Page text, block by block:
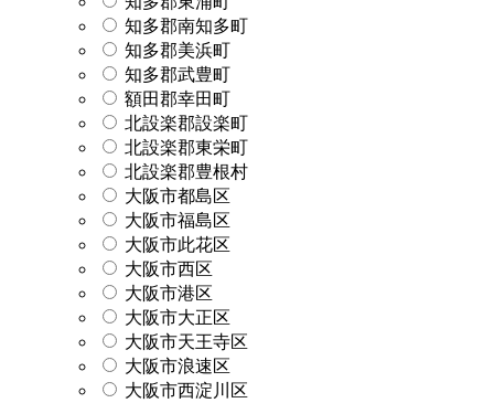
知多郡南知多町
知多郡美浜町
知多郡武豊町
額田郡幸田町
北設楽郡設楽町
北設楽郡東栄町
北設楽郡豊根村
大阪市都島区
大阪市福島区
大阪市此花区
大阪市西区
大阪市港区
大阪市大正区
大阪市天王寺区
大阪市浪速区
大阪市西淀川区